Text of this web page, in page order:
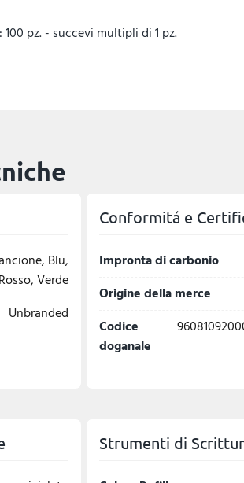
pz. - succevi multipli di 1 pz.
Verde
Unbranded
Conformitá e
Impronta di carbonio
Origine della merce
Codice
doganale
Strumenti di